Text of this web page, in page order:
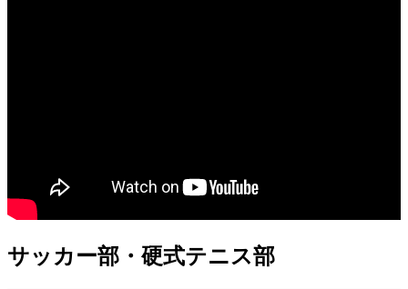
サッカー部・硬式テニス部